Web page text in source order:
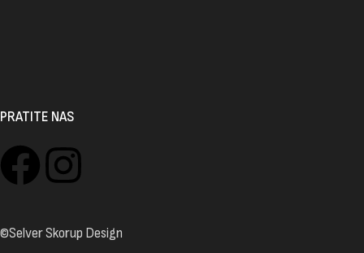
PRATITE NAS
©Selver Skorup Design